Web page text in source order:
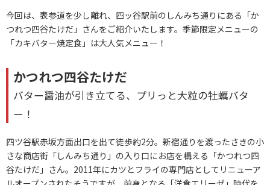
今回は、表参道を少し離れ、四ッ谷駅前のしんみち通りにある「か
つれつ四谷たけだ」さんをご紹介いたします。季節限定メニューの
「カキバター焼定食」は大人気メニュー！
かつれつ四谷たけだ
バター醤油が引き立てる、プリっと大粒の牡蠣バタ
ー！
四ツ谷駅赤坂方面出口を出て徒歩約2分。新宿通りを渡ったさきの小
さな商店街「しんみち通り」の入り口にお店を構える「かつれつ四
谷たけだ」さん。2011年にカツとフライの専門店としてリニューア